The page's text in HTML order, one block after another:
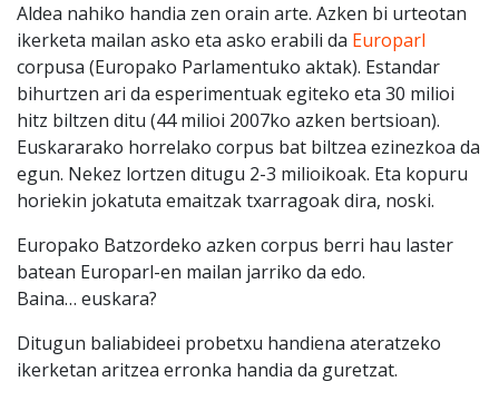
Aldea nahiko handia zen orain arte. Azken bi urteotan
ikerketa mailan asko eta asko erabili da Europarl
corpusa (Europako Parlamentuko aktak). Estandar
bihurtzen ari da esperimentuak egiteko eta 30 milioi
hitz biltzen ditu (44 milioi 2007ko azken bertsioan).
Euskararako horrelako corpus bat biltzea ezinezkoa da
egun. Nekez lortzen ditugu 2-3 milioikoak. Eta kopuru
horiekin jokatuta emaitzak txarragoak dira, noski.
Europako Batzordeko azken corpus berri hau laster
batean Europarl-en mailan jarriko da edo.
Baina… euskara?
Ditugun baliabideei probetxu handiena ateratzeko
ikerketan aritzea erronka handia da guretzat.